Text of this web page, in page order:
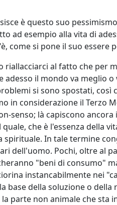
è questo suo
ad esempio alla vita di
come si pone il suo essere
riallacciarci al fatto che per
adesso il mondo va meglio
si sono spostati, così
in considerazione il Terzo
senso; là capiscono
che è l'essenza della
spirituale. In tale termine
dell'uomo. Pochi, oltre al
"beni di consumo"
instancabilmente nei
base della soluzione o
parte non animale che sta